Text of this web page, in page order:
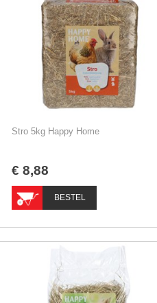
Stro 5kg Happy Home
€ 8,88
BESTEL